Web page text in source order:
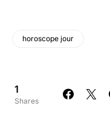
horoscope jour
1
Shares